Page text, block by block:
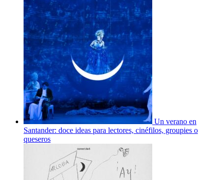
Un verano en
Santander: doce ideas para lectores, cinéfilos, groupies o
queseros